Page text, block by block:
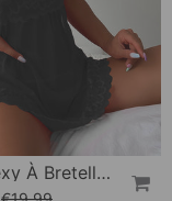
Robe Sexy À Bretelles En Dentelle